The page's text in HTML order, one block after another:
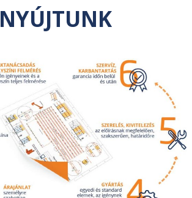
NYÚJTUNK